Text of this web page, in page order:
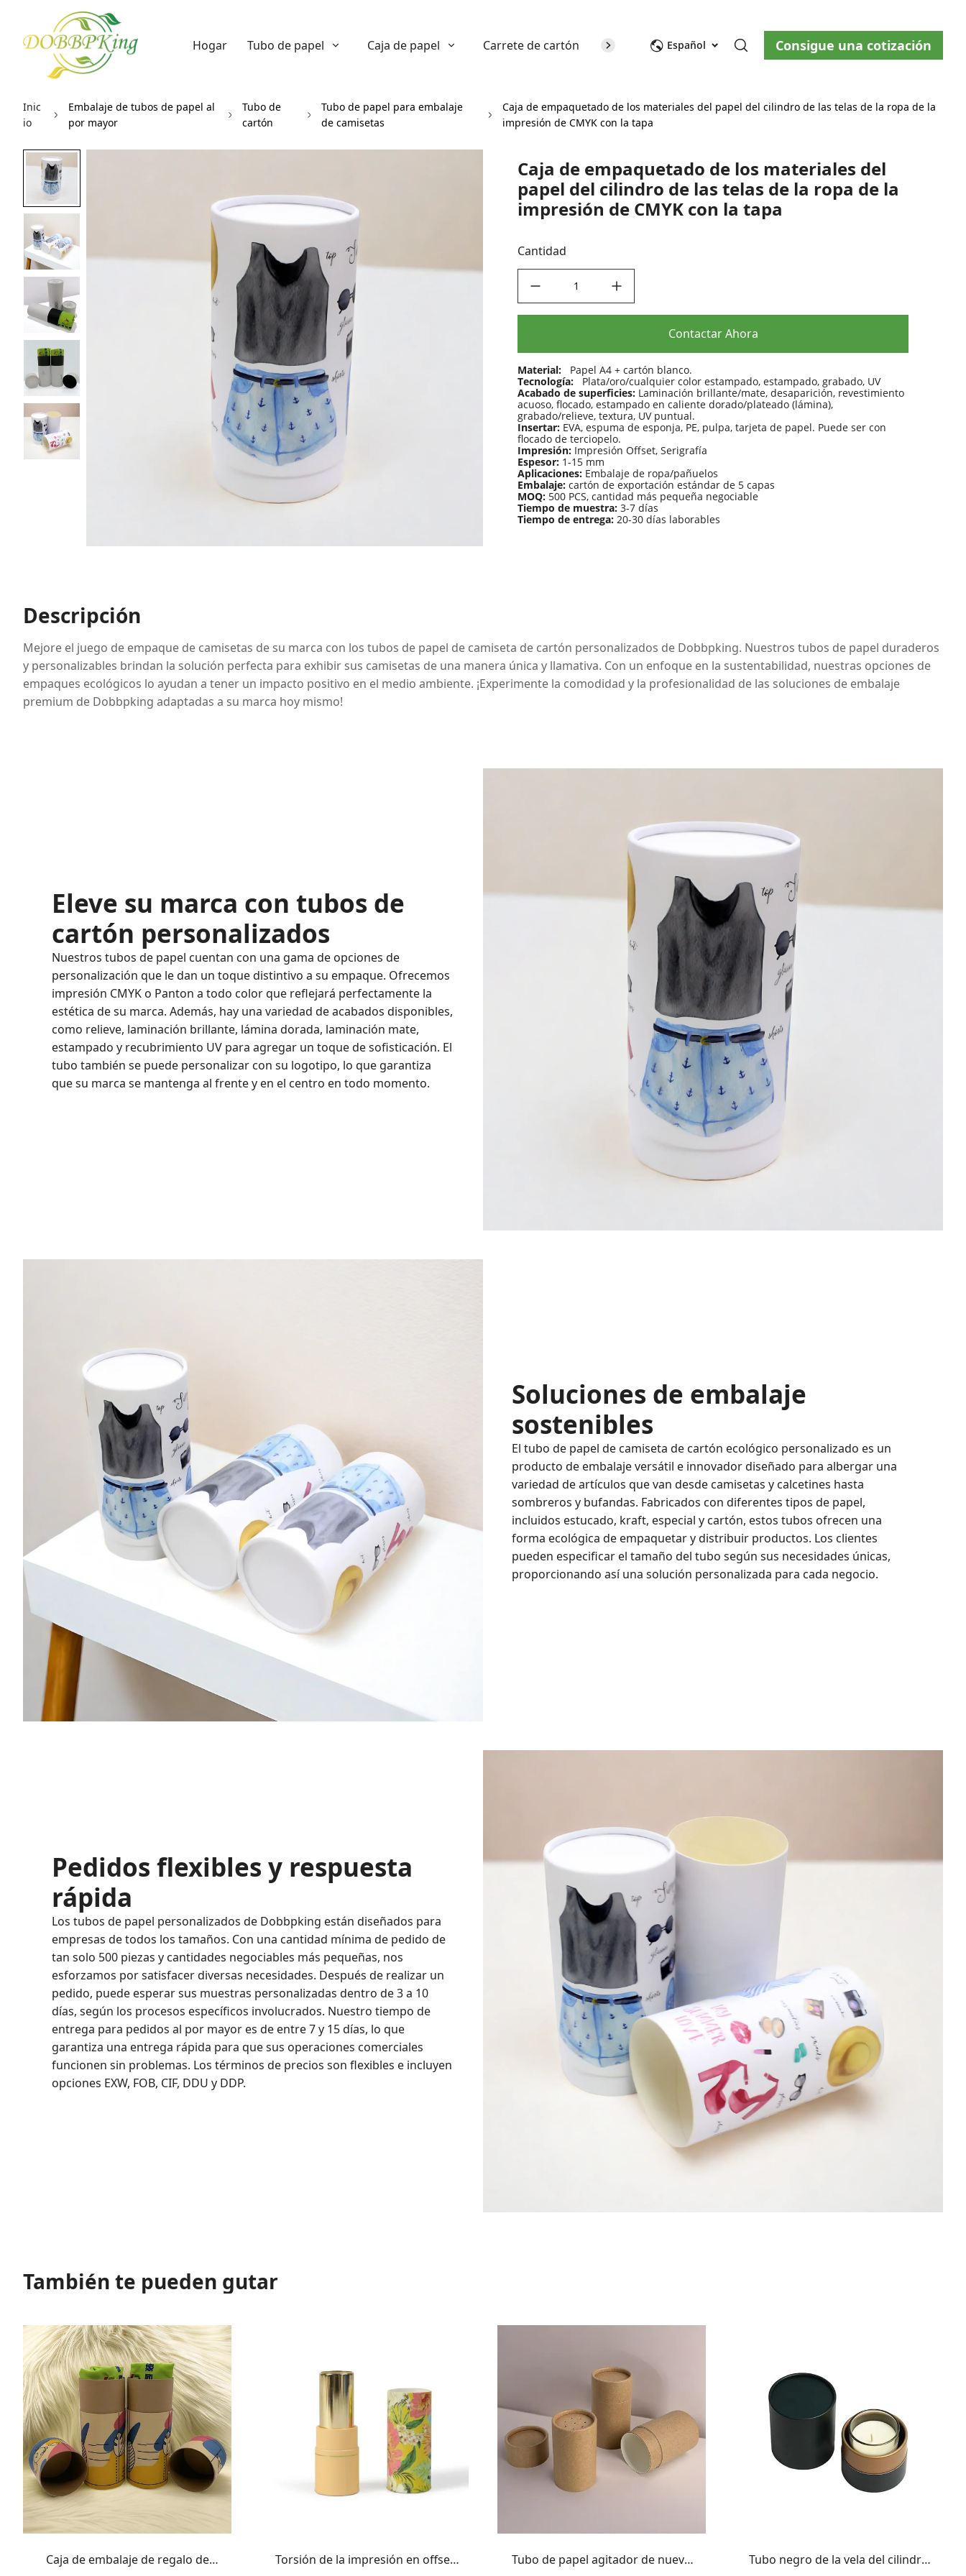
Hogar Tubo de papel Caja de papel Carrete de cartón Sobre nosotros Blog Contáctenos
Español Consigue una cotización
Inic
io
Embalaje de tubos de papel al
por mayor
Tubo de
cartón
Tubo de papel para embalaje
de camisetas
Caja de empaquetado de los materiales del papel del cilindro de las telas de la ropa de la
impresión de CMYK con la tapa
Caja de empaquetado de los materiales del
papel del cilindro de las telas de la ropa de la
impresión de CMYK con la tapa
Cantidad
Contactar Ahora
Material:
Papel A4 + cartón blanco.
Tecnología:
Plata/oro/cualquier color estampado, estampado, grabado, UV
Acabado de superficies: Laminación brillante/mate, desaparición, revestimiento
acuoso, flocado, estampado en caliente dorado/plateado (lámina),
grabado/relieve, textura, UV puntual.
Insertar: EVA, espuma de esponja, PE, pulpa, tarjeta de papel. Puede ser con
flocado de terciopelo.
Impresión: Impresión Offset, Serigrafía
Espesor: 1-15 mm
Aplicaciones: Embalaje de ropa/pañuelos
Embalaje: cartón de exportación estándar de 5 capas
MOQ: 500 PCS, cantidad más pequeña negociable
Tiempo de muestra: 3-7 días
Tiempo de entrega: 20-30 días laborables
Descripción
Mejore el juego de empaque de camisetas de su marca con los tubos de papel de camiseta de cartón personalizados de Dobbpking. Nuestros tubos de papel duraderos
y personalizables brindan la solución perfecta para exhibir sus camisetas de una manera única y llamativa. Con un enfoque en la sustentabilidad, nuestras opciones de
empaques ecológicos lo ayudan a tener un impacto positivo en el medio ambiente. ¡Experimente la comodidad y la profesionalidad de las soluciones de embalaje
premium de Dobbpking adaptadas a su marca hoy mismo!
Eleve su marca con tubos de
cartón personalizados
Nuestros tubos de papel cuentan con una gama de opciones de
personalización que le dan un toque distintivo a su empaque. Ofrecemos
impresión CMYK o Panton a todo color que reflejará perfectamente la
estética de su marca. Además, hay una variedad de acabados disponibles,
como relieve, laminación brillante, lámina dorada, laminación mate,
estampado y recubrimiento UV para agregar un toque de sofisticación. El
tubo también se puede personalizar con su logotipo, lo que garantiza
que su marca se mantenga al frente y en el centro en todo momento.
Soluciones de embalaje
sostenibles
El tubo de papel de camiseta de cartón ecológico personalizado es un
producto de embalaje versátil e innovador diseñado para albergar una
variedad de artículos que van desde camisetas y calcetines hasta
sombreros y bufandas. Fabricados con diferentes tipos de papel,
incluidos estucado, kraft, especial y cartón, estos tubos ofrecen una
forma ecológica de empaquetar y distribuir productos. Los clientes
pueden especificar el tamaño del tubo según sus necesidades únicas,
proporcionando así una solución personalizada para cada negocio.
Pedidos flexibles y respuesta
rápida
Los tubos de papel personalizados de Dobbpking están diseñados para
empresas de todos los tamaños. Con una cantidad mínima de pedido de
tan solo 500 piezas y cantidades negociables más pequeñas, nos
esforzamos por satisfacer diversas necesidades. Después de realizar un
pedido, puede esperar sus muestras personalizadas dentro de 3 a 10
días, según los procesos específicos involucrados. Nuestro tiempo de
entrega para pedidos al por mayor es de entre 7 y 15 días, lo que
garantiza una entrega rápida para que sus operaciones comerciales
funcionen sin problemas. Los términos de precios son flexibles e incluyen
opciones EXW, FOB, CIF, DDU y DDP.
También te pueden gutar
Caja de embalaje de regalo de
Torsión de la impresión en offset
Tubo de papel agitador de nuevo
Tubo negro de la vela del cilindro